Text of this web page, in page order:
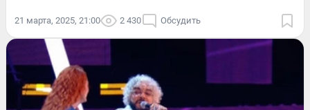
21 марта, 2025, 21:00 2 430 Обсудить